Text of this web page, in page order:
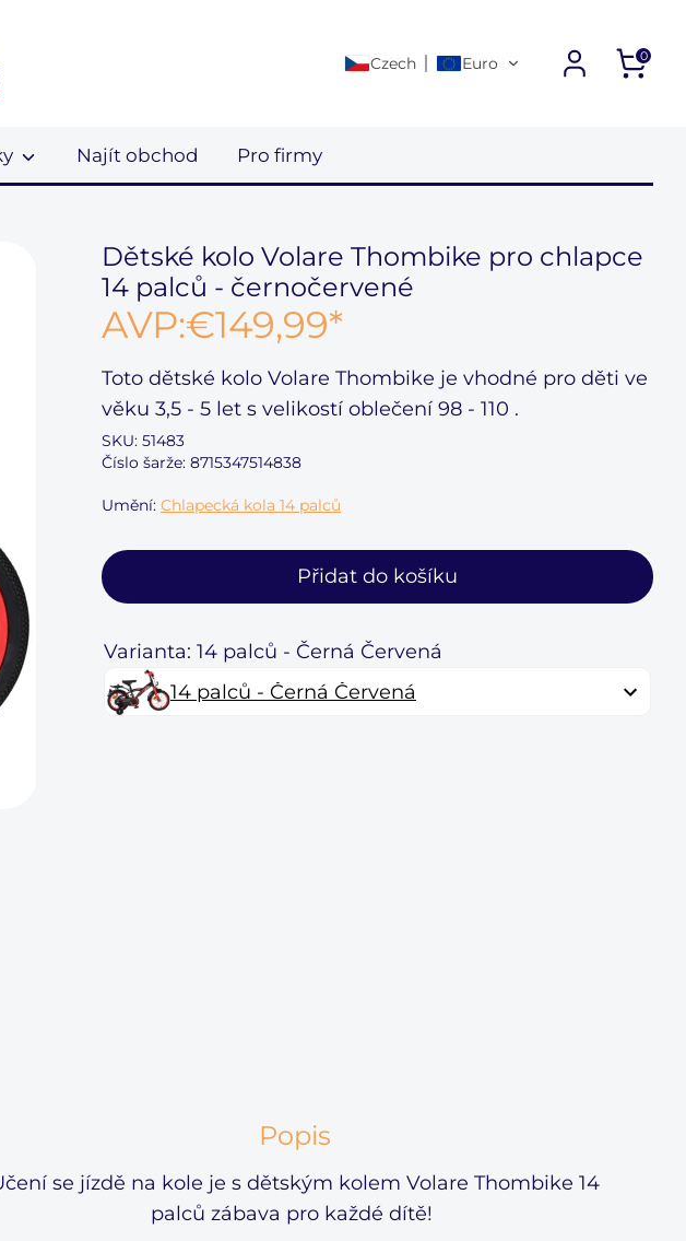
Czech Euro 0
Najít obchod Pro firmy
Dětské kolo Volare Thombike pro chlapce
14 palců - černočervené
AVP:€149,99*
Totodětské kolo Volare Thombike je vhodné pro děti ve
věku3,5 - 5 let s velikostí oblečení98 - 110 .
SKU:51483
Číslo šarže: 8715347514838
Umění:Chlapecká kola 14 palců
Přidat do košíku
Varianta: 14 palců - Černá Červená
14 palců - Černá Červená
Popis
se jízdě na kole je s dětským kolem Volare Thombike 14
palců zábava pro každé dítě!